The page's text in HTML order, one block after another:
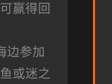
赢得回
边参加
或迷之